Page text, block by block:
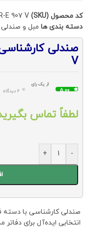
کد محصول (SKU)
E 907 V
دسته بندی ها مبل و صندلی
V
5.00
از یک رای
2 دیدگاه
لطفاً تماس
-
+
انتخابی ایده‌آل برای